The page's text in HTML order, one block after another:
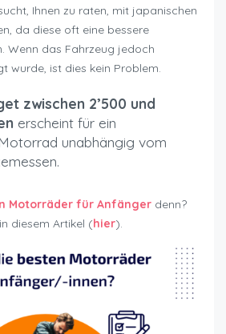
Ihnen zu raten, mit japanischen
da diese oft eine bessere
Wenn das Fahrzeug jedoch
wurde, ist dies kein Problem.
zwischen 2’500 und
erscheint für ein
unabhängig vom
Motorräder für Anfänger denn?
diesem Artikel (hier).